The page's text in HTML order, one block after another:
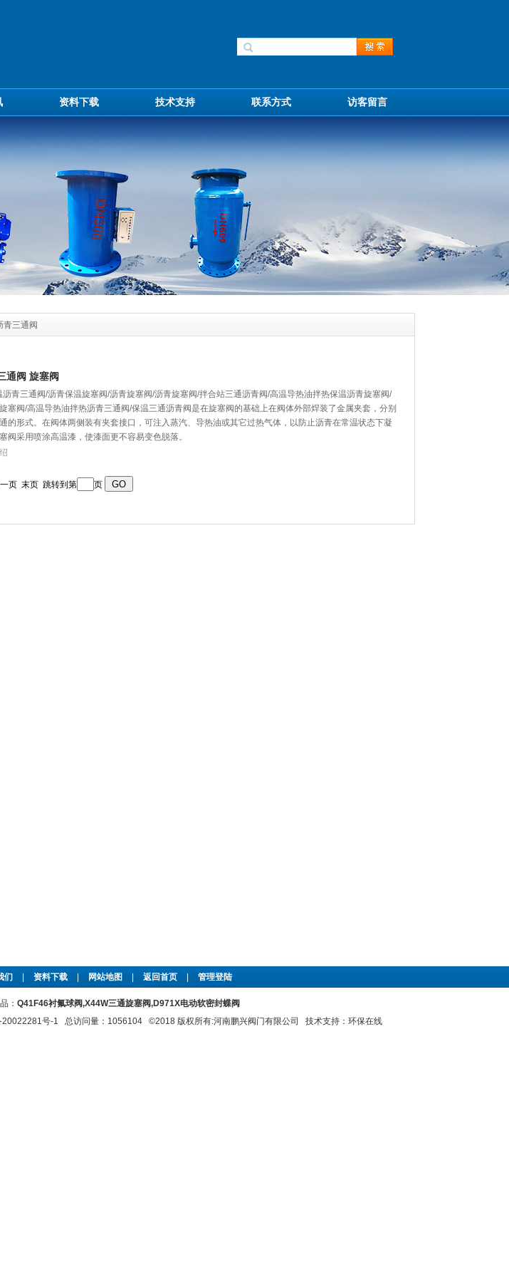
资料下载 技术支持 联系方式 访客留言
青三通阀
通阀 旋塞阀
沥青三通阀/沥青保温旋塞阀/沥青旋塞阀/沥青旋塞阀/拌合站三通沥青阀/高温导热油拌热保温沥青旋塞阀/
塞阀/高温导热油拌热沥青三通阀/保温三通沥青阀是在旋塞阀的基础上在阀体外部焊装了金属夹套，分别
的形式。在阀体两侧装有夹套接口，可注入蒸汽、导热油或其它过热气体，以防止沥青在常温状态下凝
阀采用喷涂高温漆，使漆面更不容易变色脱落。
页 末页 跳转到第 页
们 资料下载 网站地图 返回首页 管理登陆
： Q41F46衬氟球阀,X44W三通旋塞阀,D971X电动软密封蝶阀
20022281号-1 总访问量：1056104 ©2018 版权所有:河南鹏兴阀门有限公司 技术支持： 环保在线